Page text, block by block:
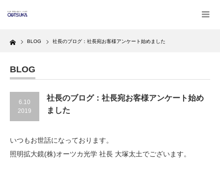
Home BLOG 社長のブログ：社長宛お客様アンケート始めました
BLOG
6.10
2019
社長のブログ：社長宛お客様アンケート始め
ました
いつもお世話になっております。
照明拡大鏡(株)オーツカ光学 社長 大塚太土でございます。